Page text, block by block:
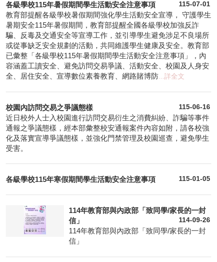
各級學校115年暑假期間學生活動安全注意事項 115-07-01
教育部提醒各級學校暑假期間強化學生活動安全宣導， 守護學生
暑期安全115年暑假期間，教育部提醒全國各級學校加強反詐
騙、反毒及交通安全等宣導工作，並引導學生避免涉足不良場所
或從事缺乏安全規劃的活動，共同維護學生健康及安全。教育部
已彙整「各級學校115年暑假期間學生活動安全注意事項」，內
容涵蓋工讀安全、避免訪問交易爭議、活動安全、校園及人身安
全、居住安全、宣導數位素養教育、網路賭博防...詳全文
校園內訪問交易之爭議態樣 115-06-16
近日校外人士入校園進行訪問交易衍生之消費糾紛、詐騙等事件
通報之爭議態樣，經本部彙整校安通報案件內容如附，請各校強
化及落實宣導爭議態樣，並強化門禁管理及校園巡查，避免學生
受害。
各級學校115年寒假期間學生活動安全注意事項 115-01-05
114年教育部與內政部「致同學/家長的一封
信」
114-09-26
114年教育部與內政部「致同學/家長的一封
信」